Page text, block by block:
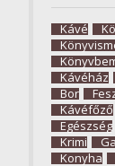
Kávé
Kávéház
Bor
Kávéfőző
Egészség
Krimi
Konyha